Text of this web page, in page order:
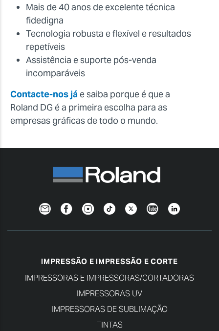
Mais de 40 anos de excelente técnica
fidedigna
Tecnologia robusta e flexível e resultados
repetíveis
Assistência e suporte pós-venda
incomparáveis
Contacte-nos já e saiba porque é que a
Roland DG é a primeira escolha para as
empresas gráficas de todo o mundo.
NewsletterFacebookInstagramTikTokTwitterYouTubeLinkedin
IMPRESSÃO E IMPRESSÃO E CORTE
IMPRESSORAS E IMPRESSORAS/CORTADORAS
IMPRESSORAS UV
IMPRESSORAS DE SUBLIMAÇÃO
TINTAS